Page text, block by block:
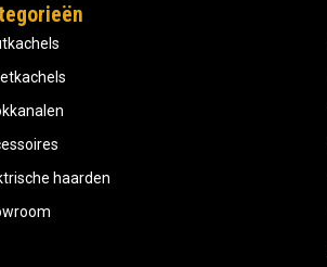
haarden